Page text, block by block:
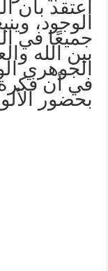
اعتقد بأن
الوجود،
جميعًا في
بين الله
الجوهري
في أن
بحضور